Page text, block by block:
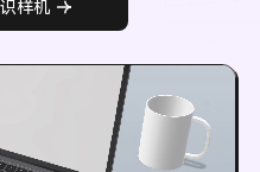
样机